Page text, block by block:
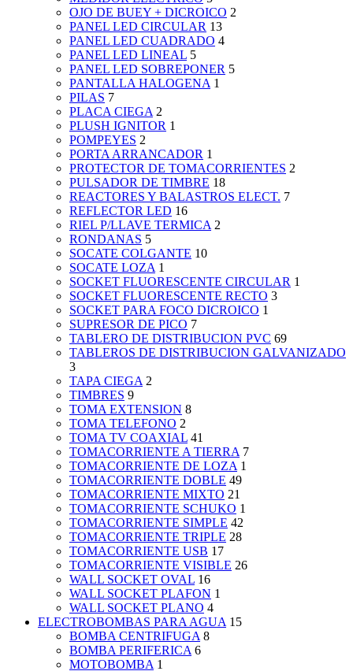
OJO DE BUEY + DICROICO 2
PANEL LED CIRCULAR 13
PANEL LED CUADRADO 4
PANEL LED LINEAL 5
PANEL LED SOBREPONER 5
PANTALLA HALOGENA 1
PILAS 7
PLACA CIEGA 2
PLUSH IGNITOR 1
POMPEYES 2
PORTA ARRANCADOR 1
PROTECTOR DE TOMACORRIENTES 2
PULSADOR DE TIMBRE 18
REACTORES Y BALASTROS ELECT. 7
REFLECTOR LED 16
RIEL P/LLAVE TERMICA 2
RONDANAS 5
SOCATE COLGANTE 10
SOCATE LOZA 1
SOCKET FLUORESCENTE CIRCULAR 1
SOCKET FLUORESCENTE RECTO 3
SOCKET PARA FOCO DICROICO 1
SUPRESOR DE PICO 7
TABLERO DE DISTRIBUCION PVC 69
TABLEROS DE DISTRIBUCION GALVANIZADO
3
TAPA CIEGA 2
TIMBRES 9
TOMA EXTENSION 8
TOMA TELEFONO 2
TOMA TV COAXIAL 41
TOMACORRIENTE A TIERRA 7
TOMACORRIENTE DE LOZA 1
TOMACORRIENTE DOBLE 49
TOMACORRIENTE MIXTO 21
TOMACORRIENTE SCHUKO 1
TOMACORRIENTE SIMPLE 42
TOMACORRIENTE TRIPLE 28
TOMACORRIENTE USB 17
TOMACORRIENTE VISIBLE 26
WALL SOCKET OVAL 16
WALL SOCKET PLAFON 1
WALL SOCKET PLANO 4
ELECTROBOMBAS PARA AGUA 15
BOMBA CENTRIFUGA 8
BOMBA PERIFERICA 6
MOTOBOMBA 1